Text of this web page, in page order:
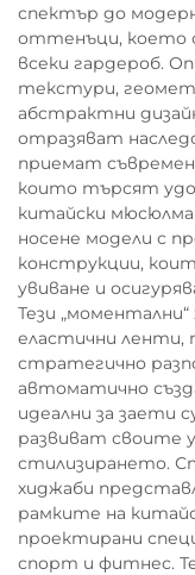
спектър до
оттенъци, което
всеки гардероб.
текстури,
абстрактни
отразяват
приемат
които търсят
китайски
носене модели с
конструкции,
увиване и
Тези
еластични ленти,
стратегично
автоматично
идеални за заети
развиват своите
стилизирането.
хиджаби
рамките на
проектирани
спорт и фитнес.